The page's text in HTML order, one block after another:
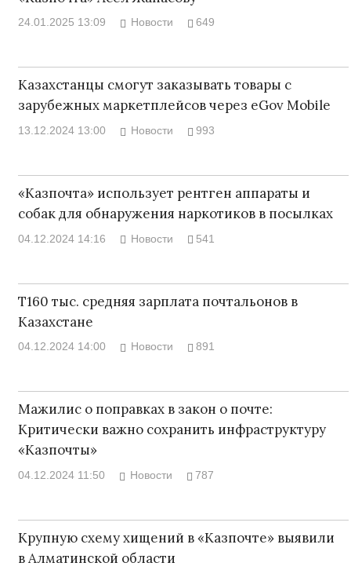
24.01.2025 13:09 Новости 649
Казахстанцы смогут заказывать товары с
зарубежных маркетплейсов через eGov Mobile
13.12.2024 13:00 Новости 993
«Казпочта» использует рентген аппараты и
собак для обнаружения наркотиков в посылках
04.12.2024 14:16 Новости 541
Т160 тыс. средняя зарплата почтальонов в
Казахстане
04.12.2024 14:00 Новости 891
Мажилис о поправках в закон о почте:
Критически важно сохранить инфраструктуру
«Казпочты»
04.12.2024 11:50 Новости 787
Крупную схему хищений в «Казпочте» выявили
в Алматинской области